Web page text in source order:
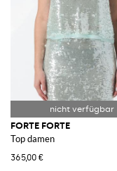
FORTE FORTE
Top damen
365,00 €